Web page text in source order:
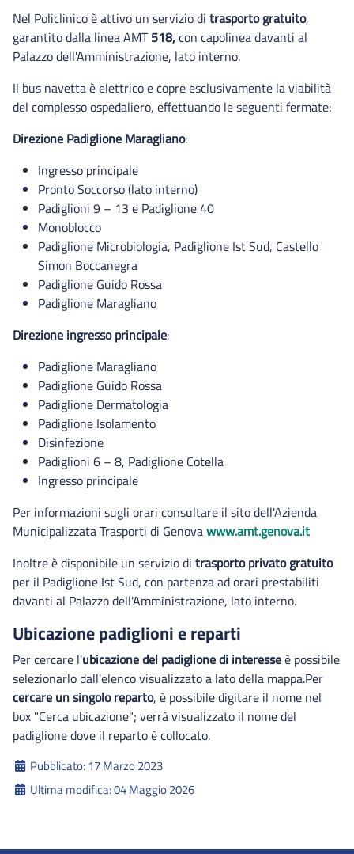
Pronto soccorso DEA
Nel Policlinico è attivo un servizio di trasporto gratuito,
garantito dalla linea AMT518,con capolinea davanti al
Palazzo dell'Amministrazione, lato interno.
Il bus navetta è elettrico e copre esclusivamente la viabilità
del complesso ospedaliero, effettuando le seguenti fermate:
Direzione Padiglione Maragliano:
Ingresso principale
Pronto Soccorso (lato interno)
Padiglioni 9 – 13 e Padiglione 40
Monoblocco
Padiglione Microbiologia, Padiglione Ist Sud, Castello
Simon Boccanegra
Padiglione Guido Rossa
Padiglione Maragliano
Direzione ingresso principale:
Padiglione Maragliano
Padiglione Guido Rossa
Padiglione Dermatologia
Padiglione Isolamento
Disinfezione
Padiglioni 6 – 8, Padiglione Cotella
Ingresso principale
Per informazioni sugli orari consultare il sito dell'Azienda
Municipalizzata Trasporti di Genovawww.amt.genova.it
Inoltre è disponibile un servizio di trasporto privato gratuito
per il Padiglione Ist Sud, con partenza ad orari prestabiliti
davanti al Palazzo dell'Amministrazione, lato interno.
Ubicazione padiglioni e reparti
Per cercare l'ubicazione del padiglione di interesseè possibile
selezionarlo dall'elenco visualizzato a lato della mappa.Per
cercare un singolo reparto, è possibile digitare il nome nel
box "Cerca ubicazione"; verrà visualizzato il nome del
padiglione dove il reparto è collocato.
Dettagli
Pubblicato: 17 Marzo 2023
Ultima modifica: 04 Maggio 2026